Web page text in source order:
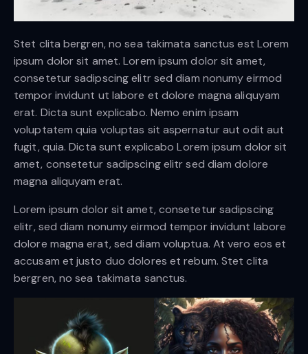
Stet clita bergren, no sea takimata sanctus est Lorem
ipsum dolor sit amet. Lorem ipsum dolor sit amet,
consetetur sadipscing elitr sed diam nonumy eirmod
tempor invidunt ut labore et dolore magna aliquyam
erat. Dicta sunt explicabo. Nemo enim ipsam
voluptatem quia voluptas sit aspernatur aut odit aut
fugit, quia. Dicta sunt explicabo Lorem ipsum dolor sit
amet, consetetur sadipscing elitr sed diam dolore
magna aliquyam erat.
Lorem ipsum dolor sit amet, consetetur sadipscing
elitr, sed diam nonumy eirmod tempor invidunt labore
dolore magna erat, sed diam voluptua. At vero eos et
accusam et justo duo dolores et rebum. Stet clita
bergren, no sea takimata sanctus.